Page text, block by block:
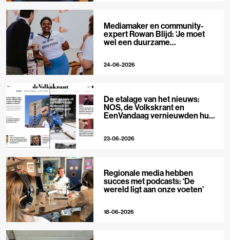
Mediamaker en community-
expert Rowan Blijd: ‘Je moet
wel een duurzame
24-06-2026
De etalage van het nieuws:
NOS, de Volkskrant en
EenVandaag vernieuwden hun
23-06-2026
Regionale media hebben
succes met podcasts: ‘De
wereld ligt aan onze voeten’
18-06-2026